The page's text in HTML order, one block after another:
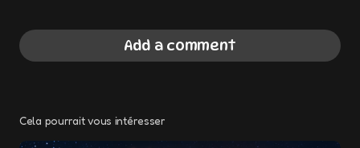
Add a comment
Your email address will not be published.
Required fields are marked
*
Cela pourrait vous intéresser